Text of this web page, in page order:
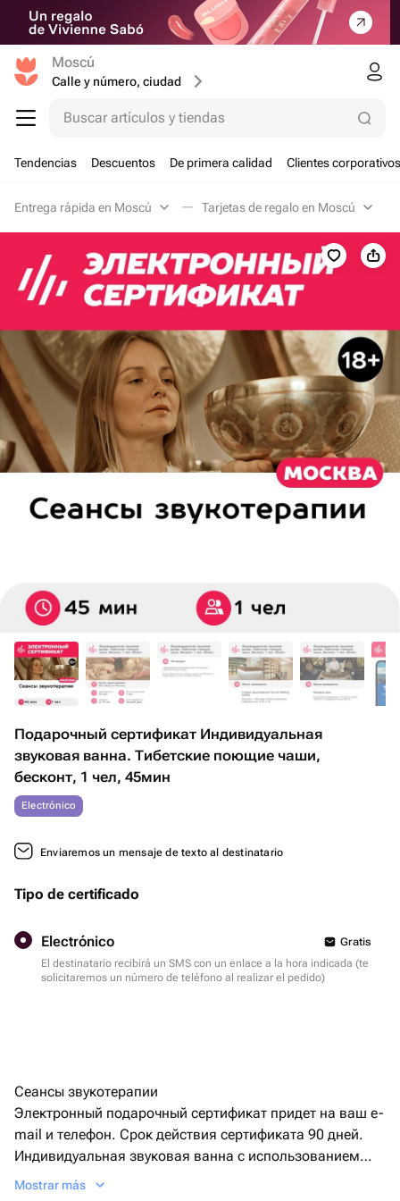
Moscú
Calle y número, ciudad
Buscar artículos y tiendas
Tendencias Descuentos De primera calidad Clientes corporativos
Entrega rápida en Moscú Tarjetas de regalo en Moscú
Подарочный сертификат Индивидуальная
звуковая ванна. Тибетские поющие чаши,
бесконт, 1 чел, 45мин
Electrónico
Enviaremos un mensaje de texto al destinatario
Tipo de certificado
Electrónico
Gratis
El destinatario recibirá un SMS con un enlace a la hora indicada (te
solicitaremos un número de teléfono al realizar el pedido)
Сеансы звукотерапии
Электронный подарочный сертификат придет на ваш e-
mail и телефон. Срок действия сертификата 90 дней.
Индивидуальная звуковая ванна с использованием
тибетских поющих чаш.
Mostrar más